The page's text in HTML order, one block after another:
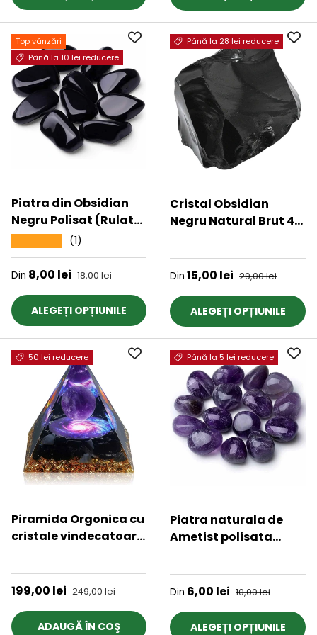
Top vânzări
Până la 10 lei reducere
Piatra din Obsidian
Negru Polisat (Rulat)
3-4 cm Ideale pentru
Reiki si Vindecare
Energetica
(1)
Preț de vânzare
Din 8,00 lei Preț obișnuit
18,00 lei
ALEGEȚI OPȚIUNILE
Până la 28 lei reducere
Cristal Obsidian
Negru Natural Brut 4-
Protectie si
Echilibrare, Perfecte
Decor
Preț de vânzare
Din 15,00 lei Preț obișnuit
29,00 lei
ALEGEȚI OPȚIUNILE
50 lei reducere
Piramida Orgonica cu
cristale vindecatoare
foita aurie, rasina
naturala si sfera din
pentru energie
Preț de vânzare
199,00 lei Preț obișnuit
249,00 lei
ADAUGĂ ÎN COŞ
Până la 5 lei reducere
Piatra naturala de
Ametist polisata
Ideala pentru Reiki si
Vindecare Energetica
Preț de vânzare
Din 6,00 lei Preț obișnuit
10,00 lei
ALEGEȚI OPȚIUNILE